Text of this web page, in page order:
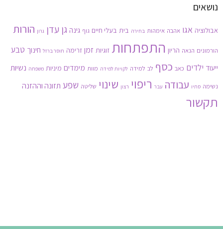
נושאים
אבולוציה אגו אהבה אימהות בחירה בית בעלי חיים גוף גינה גן עדן גרון הורות
הורמונים הנאה הריון התפתחות זוגיות זמן זרימה חוסר ברזל חינוך טבע
ייעוד ילדים כאב כסף לב למידה לקויות למידה מוות מימדים מיניות משפחה נשיות
נשימה סתיו עבודה עבר ריפוי רצון שינוי שליטה שפע תזונה וההזנה
תקשור